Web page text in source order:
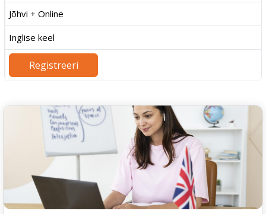
Jõhvi + Online
Inglise keel
Registreeri